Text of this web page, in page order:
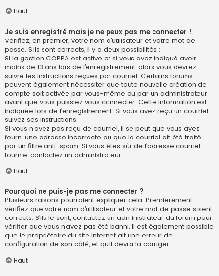
Haut
Je suis enregistré mais je ne peux pas me connecter !
Vérifiez, en premier, votre nom d’utilisateur et votre mot de
passe. S’ils sont corrects, il y a deux possibilités :
Si la gestion COPPA est active et si vous avez indiqué avoir
moins de 13 ans lors de l’enregistrement, alors vous devrez
suivre les instructions reçues par courriel. Certains forums
peuvent également nécessiter que toute nouvelle création de
compte soit activée par vous-même ou par un administrateur
avant que vous puissiez vous connecter. Cette information est
indiquée lors de l’enregistrement. Si vous avez reçu un courriel,
suivez ses instructions.
Si vous n’avez pas reçu de courriel, il se peut que vous ayez
fourni une adresse incorrecte ou que le courriel ait été traité
par un filtre anti-spam. Si vous êtes sûr de l’adresse courriel
fournie, contactez un administrateur.
Haut
Pourquoi ne puis-je pas me connecter ?
Plusieurs raisons pourraient expliquer cela. Premièrement,
vérifiez que votre nom d’utilisateur et votre mot de passe soient
corrects. S’ils le sont, contactez un administrateur du forum pour
vérifier que vous n’avez pas été banni. Il est également possible
que le propriétaire du site Internet ait une erreur de
configuration de son côté, et qu’il devra la corriger.
Haut